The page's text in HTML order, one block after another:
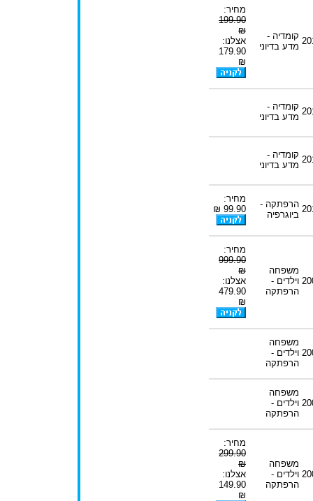
קומדיה -
מדע בדיוני
מחיר:
199.90
₪
אצלנו:
179.90
₪
קומדיה -
מדע בדיוני
קומדיה -
מדע בדיוני
הרפתקה -
ביוגרפיה
מחיר:
99.90 ₪
משפחה
וילדים -
הרפתקה
מחיר:
999.90
₪
אצלנו:
479.90
₪
משפחה
וילדים -
הרפתקה
משפחה
וילדים -
הרפתקה
משפחה
וילדים -
הרפתקה
מחיר:
299.90
₪
אצלנו:
149.90
₪